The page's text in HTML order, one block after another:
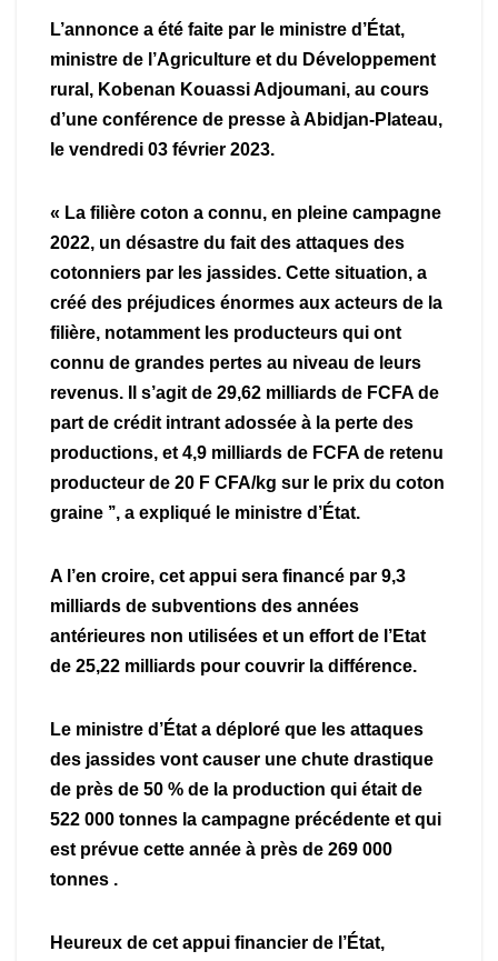
L’annonce a été faite par le ministre d’État,
ministre de l’Agriculture et du Développement
rural, Kobenan Kouassi Adjoumani, au cours
d’une conférence de presse à Abidjan-Plateau,
le vendredi 03 février 2023.
« La filière coton a connu, en pleine campagne
2022, un désastre du fait des attaques des
cotonniers par les jassides. Cette situation, a
créé des préjudices énormes aux acteurs de la
filière, notamment les producteurs qui ont
connu de grandes pertes au niveau de leurs
revenus. Il s’agit de 29,62 milliards de FCFA de
part de crédit intrant adossée à la perte des
productions, et 4,9 milliards de FCFA de retenu
producteur de 20 F CFA/kg sur le prix du coton
graine ’’, a expliqué le ministre d’État.
A l’en croire, cet appui sera financé par 9,3
milliards de subventions des années
antérieures non utilisées et un effort de l’Etat
de 25,22 milliards pour couvrir la différence.
Le ministre d’État a déploré que les attaques
des jassides vont causer une chute drastique
de près de 50 % de la production qui était de
522 000 tonnes la campagne précédente et qui
est prévue cette année à près de 269 000
tonnes .
Heureux de cet appui financier de l’État,